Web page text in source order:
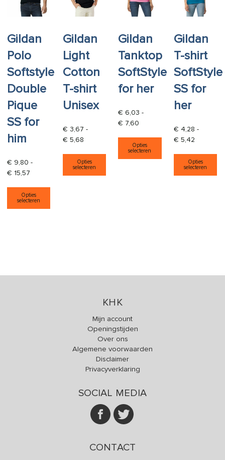
Gildan
Polo
Softstyle
Double
Pique
SS for
him
€ 9,80 -
€ 15,57
Opties
selecteren
Dit product heeft meerdere variaties. Deze optie
Gildan
Light
Cotton
T-shirt
Unisex
€ 3,67 -
€ 5,68Prijsklasse: € 3,67 tot € 5,68
Opties
selecteren
Dit product heeft meerdere
Gildan
Tanktop
SoftStyle
for her
€ 6,03 -
€ 7,60
Opties
selecteren
Dit product heeft
Gildan
T-shirt
SoftStyle
SS for
her
€ 4,28 -
€ 5,42
Opties
selecteren
KHK
Mijn account
Openingstijden
Over ons
Algemene voorwaarden
Disclaimer
Privacyverklaring
SOCIAL MEDIA
CONTACT